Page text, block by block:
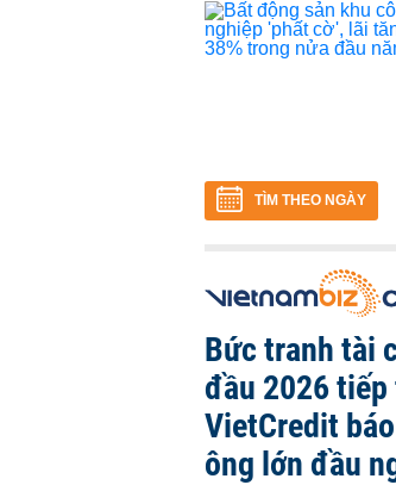
TÌM THEO NGÀY
Bức tranh tài
đầu 2026
VietCredit
ông lớn đầu